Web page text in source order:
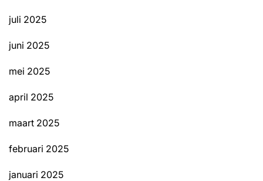
juli 2025
juni 2025
mei 2025
april 2025
maart 2025
februari 2025
januari 2025